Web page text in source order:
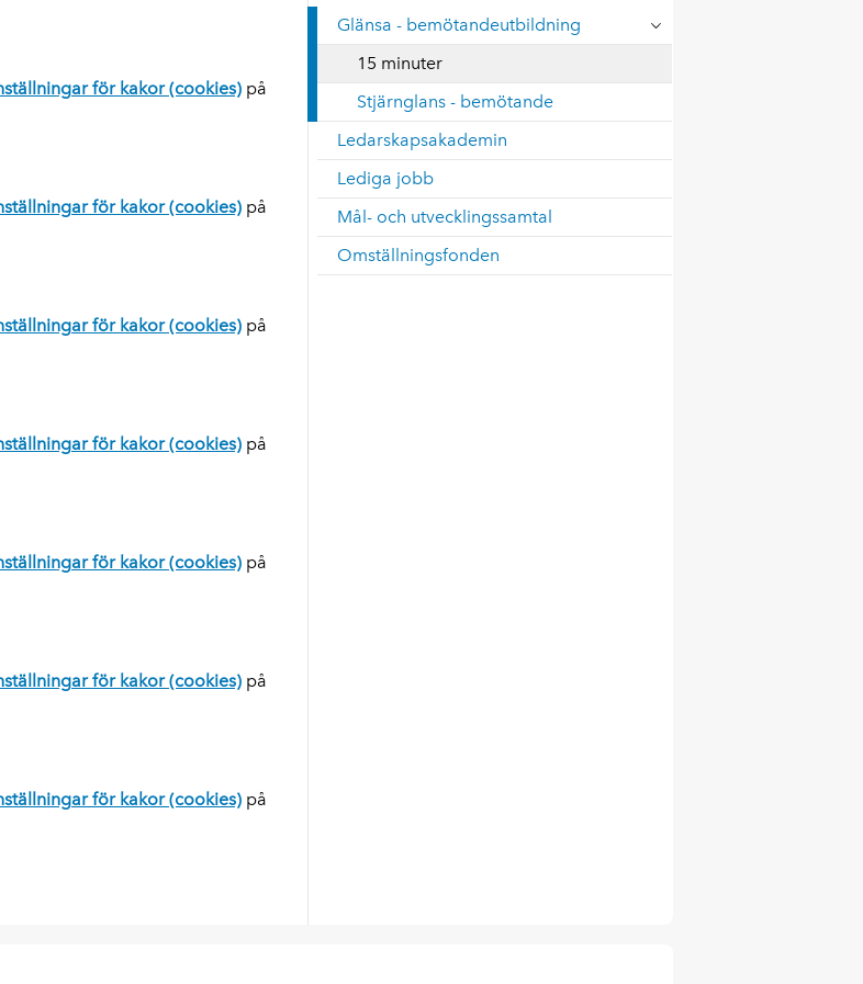
Glänsa - bemötandeutbildning
15 minuter
Stjärnglans - bemötande
Ledarskapsakademin
Lediga jobb
Mål- och utvecklingssamtal
Omställningsfonden
för kakor (cookies)på
för kakor (cookies)på
för kakor (cookies)på
för kakor (cookies)på
för kakor (cookies)på
för kakor (cookies)på
för kakor (cookies)på